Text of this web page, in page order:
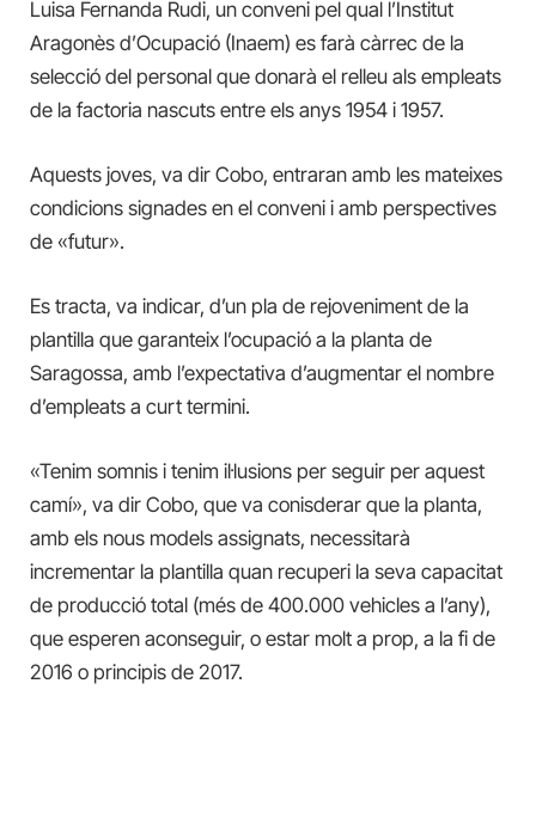
Luisa Fernanda Rudi, un conveni pel qual l’Institut
Aragonès d’Ocupació (Inaem) es farà càrrec de la
selecció del personal que donarà el relleu als empleats
de la factoria nascuts entre els anys 1954 i 1957.
Aquests joves, va dir Cobo, entraran amb les mateixes
condicions signades en el conveni i amb perspectives
de «futur».
Es tracta, va indicar, d’un pla de rejoveniment de la
plantilla que garanteix l’ocupació a la planta de
Saragossa, amb l’expectativa d’augmentar el nombre
d’empleats a curt termini.
«Tenim somnis i tenim il·lusions per seguir per aquest
camí», va dir Cobo, que va conisderar que la planta,
amb els nous models assignats, necessitarà
incrementar la plantilla quan recuperi la seva capacitat
de producció total (més de 400.000 vehicles a l’any),
que esperen aconseguir, o estar molt a prop, a la fi de
2016 o principis de 2017.